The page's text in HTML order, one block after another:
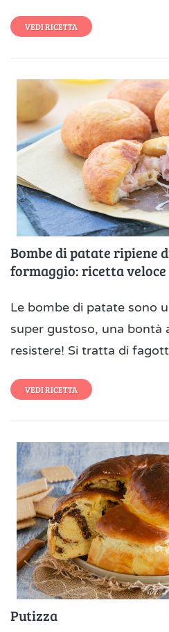
VEDI RICETTA
Bombe di patate ripiene
formaggio: ricetta veloce
Le bombe di patate sono
super gustoso, una bontà
resistere! Si tratta di
VEDI RICETTA
Putizza